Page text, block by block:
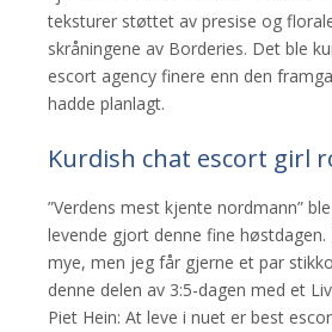
teksturer støttet av presise og
skråningene av Borderies. Det ble
escort agency finere enn den
hadde planlagt.
Kurdish chat escort girl
”Verdens mest kjente nordmann”
levende gjort denne fine høstdagen.
mye, men jeg får gjerne et par
denne delen av 3:5-dagen med et
Piet Hein: At leve i nuet er best